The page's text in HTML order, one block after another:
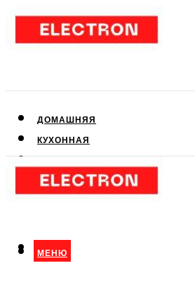
ДОМАШНЯЯ
КУХОННАЯ
КЛИМАТИЧЕСКАЯ
МЕНЮ
МЕНЮ